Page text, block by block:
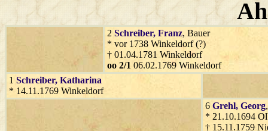
2 Schreiber, Franz, Bauer
* vor 1738 Winkeldorf (?)
† 01.04.1781 Winkeldorf
oo 2/1 06.02.1769 Winkeldorf
1 Schreiber, Katharina
* 14.11.1769 Winkeldorf
6 Grehl, Georg
* 21.10.1694
† 15.11.1759